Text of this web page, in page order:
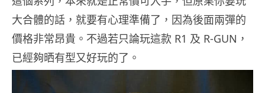
大合體的話，就要有心理準備了，因為後面兩彈的
價格非常昂貴。不過若只論玩這款 R1 及 R-GUN，
已經夠晒有型又好玩的了。